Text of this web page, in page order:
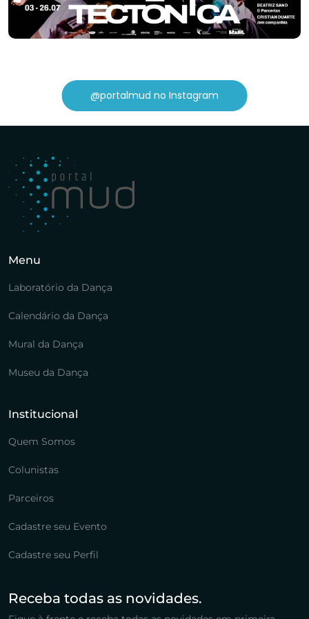
@portalmud no Instagram
Menu
Laboratório da Dança
Calendário da Dança
Mural da Dança
Museu da Dança
Institucional
Quem Somos
Colunistas
Parceiros
Cadastre seu Evento
Cadastre seu Perfil
Receba todas as novidades.